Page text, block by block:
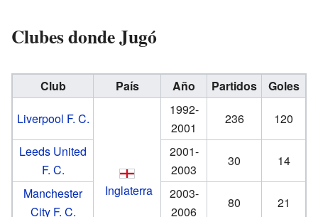
Clubes donde Jugó
Club País Año Partidos
Goles
Liverpool F. C.
Inglaterra
1992-
2001
236
120
Leeds United
F. C.
2001-
2003
30
14
Manchester
City F. C.
2003-
2006
80 21